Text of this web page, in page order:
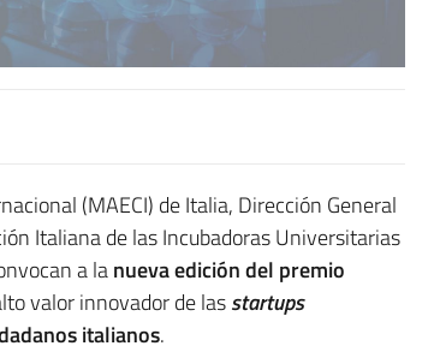
(MAECI) de Italia, Dirección General
Italiana de las Incubadoras Universitarias
a lanueva edición del premio
valor innovador de lasstartups
italianos.